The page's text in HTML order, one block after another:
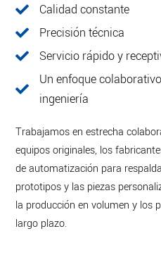
Calidad constante
Precisión técnica
Servicio rápido y
Un enfoque
ingeniería
Trabajamos en estrecha
equipos originales, los
de automatización para
prototipos y las piezas
la producción en volumen y los
largo plazo.